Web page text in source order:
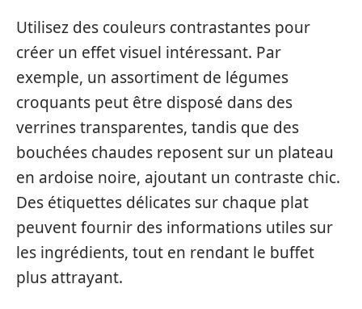
Utilisez des couleurs contrastantes pour
créer un effet visuel intéressant. Par
exemple, un assortiment de légumes
croquants peut être disposé dans des
verrines transparentes, tandis que des
bouchées chaudes reposent sur un plateau
en ardoise noire, ajoutant un contraste chic.
Des étiquettes délicates sur chaque plat
peuvent fournir des informations utiles sur
les ingrédients, tout en rendant le buffet
plus attrayant.